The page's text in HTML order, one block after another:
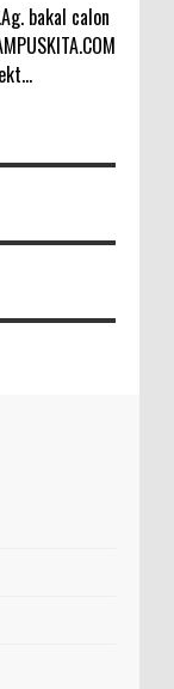
bakal calon